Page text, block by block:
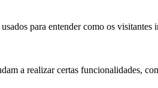
para entender como os
a realizar certas funcionalidades,